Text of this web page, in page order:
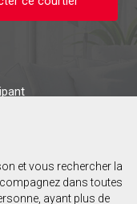
et vous rechercher la
dans toutes
ayant plus de